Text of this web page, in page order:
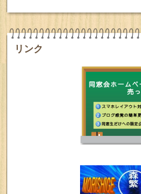
リンク